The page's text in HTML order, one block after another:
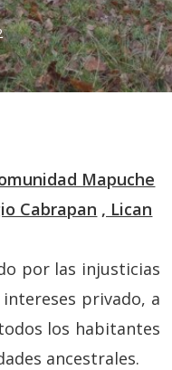
Mapuche
Cabrapan , Lican
por las injusticias
privado, a
los habitantes
ancestrales.